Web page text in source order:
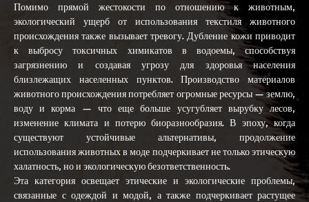
Помимо прямой жестокости по отношению к животным,
экологический ущерб от использования текстиля животного
происхождения также вызывает тревогу. Дубление кожи приводит
к выбросу токсичных химикатов в водоемы, способствуя
загрязнению и создавая угрозу для здоровья населения
близлежащих населенных пунктов. Производство материалов
животного происхождения потребляет огромные ресурсы — землю,
воду и корма — что еще больше усугубляет вырубку лесов,
изменение климата и потерю биоразнообразия. В эпоху, когда
существуют устойчивые альтернативы, продолжение
использования животных в моде подчеркивает не только этическую
халатность, но и экологическую безответственность.
Эта категория освещает этические и экологические проблемы,
связанные с одеждой и модой, а также подчеркивает растущее